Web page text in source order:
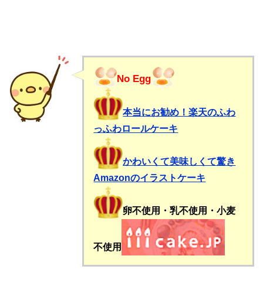
No Egg
本当にお勧め！楽天のふわ
っふわロールケーキ
かわいくて美味しくて驚き
Amazonのイラストケーキ
卵不使用・乳不使用・小麦
不使用